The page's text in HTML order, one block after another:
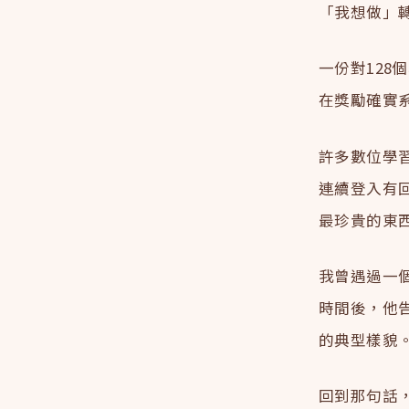
「我想做
一份對128
在獎勵確實
許多數位學
連續登入有
最珍貴的東
我曾遇過一
時間後，他
的典型樣貌
回到那句話